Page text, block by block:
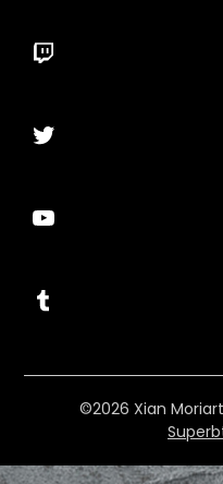
Twitch
Twitter
YouTube
Tumblr
©2026 Xian